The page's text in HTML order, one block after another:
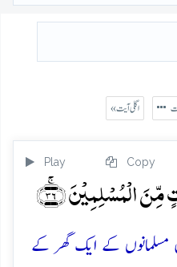
« اگلی آیت
Play Copy
الۡمُسۡلِمِیۡنَ ﴿ۚ۳۶﴾
مسلمانوں کے ایک گھر کے